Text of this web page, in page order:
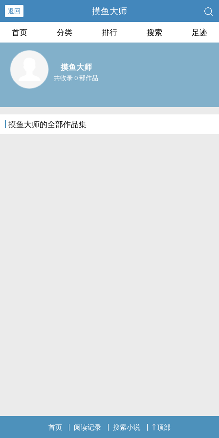
返回 摸鱼大师
首页 分类 排行 搜索 足迹
摸鱼大师
共收录 0 部作品
摸鱼大师的全部作品集
首页 阅读记录 搜索小说 顶部